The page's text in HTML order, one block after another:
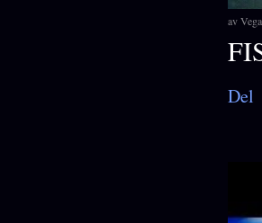
av
Del